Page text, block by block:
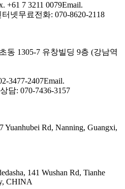
+61 7 3211 0079Email.
터넷무료전화: 070-8620-2118
동 1305-7 유창빌딩 9층 (강남역
3477-2407Email.
담: 070-7436-3157
Yuanhubei Rd, Nanning, Guangxi,
141 Wushan Rd, Tianhe
CHINA